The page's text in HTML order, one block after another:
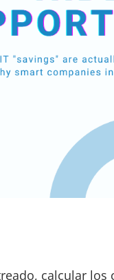
calcular